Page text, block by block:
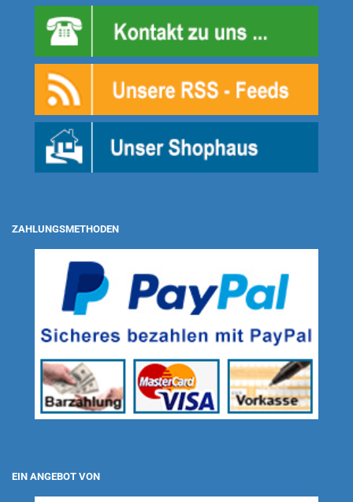
ZAHLUNGSMETHODEN
EIN ANGEBOT VON